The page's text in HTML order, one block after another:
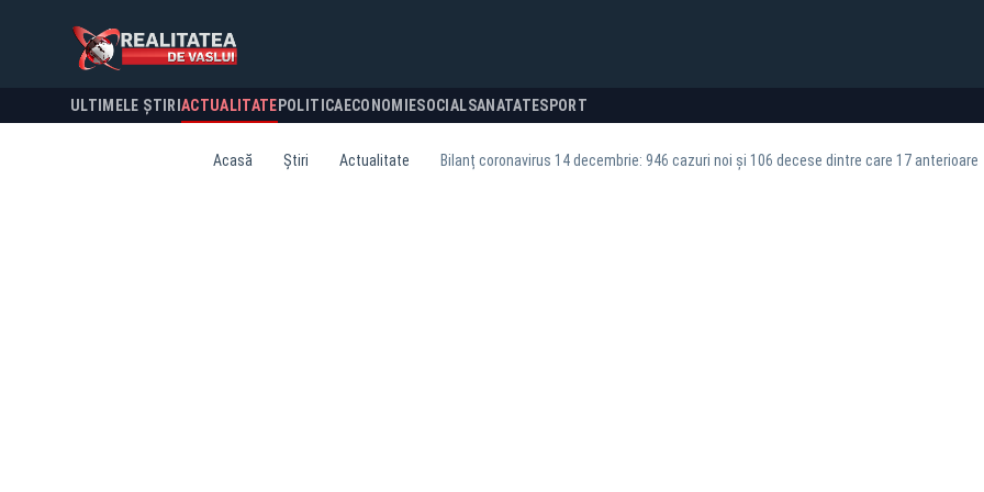
ULTIMELE ȘTIRI ACTUALITATE POLITICA ECONOMIESOCIALSANATATESPORT
Acasă Știri Actualitate Bilanț coronavirus 14 decembrie: 946 cazuri noi și 106 decese dintre care 17 anterioare